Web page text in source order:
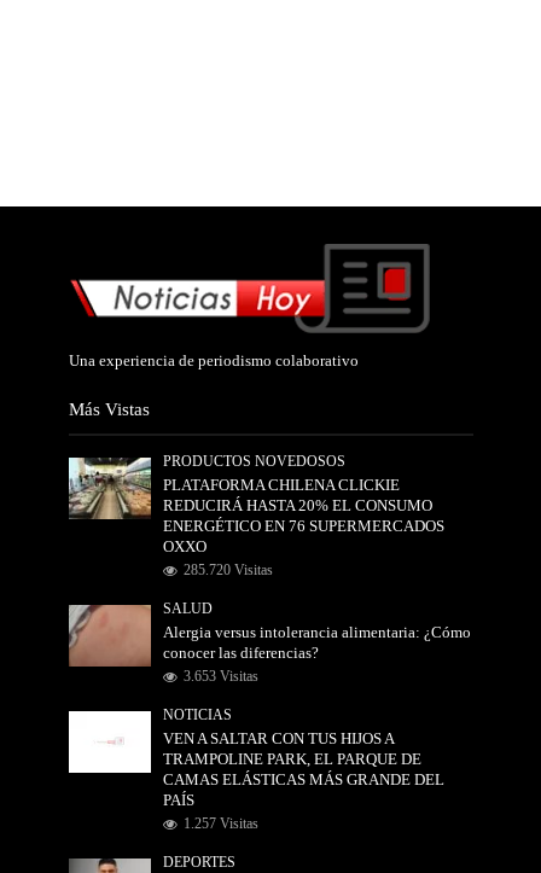
Una experiencia de periodismo colaborativo
Más Vistas
PRODUCTOS NOVEDOSOS
PLATAFORMA CHILENA CLICKIE
REDUCIRÁ HASTA 20% EL CONSUMO
ENERGÉTICO EN 76 SUPERMERCADOS
OXXO
285.720 Visitas
SALUD
Alergia versus intolerancia alimentaria: ¿Cómo
conocer las diferencias?
3.653 Visitas
NOTICIAS
VEN A SALTAR CON TUS HIJOS A
TRAMPOLINE PARK, EL PARQUE DE
CAMAS ELÁSTICAS MÁS GRANDE DEL
PAÍS
1.257 Visitas
DEPORTES